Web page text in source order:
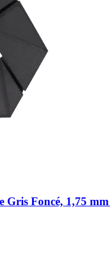
Gris Foncé, 1,75